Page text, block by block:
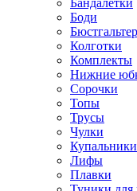
Боди
Колготки
Комплекты
Нижние
Сорочки
Топы
Трусы
Чулки
Купальники
Лифы
Плавки